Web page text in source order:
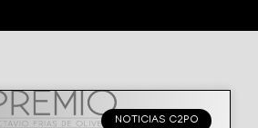
NOTICIAS C2PO